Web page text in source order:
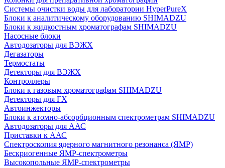
Системы очистки воды для лаборатории HyperPureX
Блоки к аналитическому оборудованию SHIMADZU
Блоки к жидкостным хроматографам SHIMADZU
Насосные блоки
Автодозаторы для ВЭЖХ
Дегазаторы
Термостаты
Детекторы для ВЭЖХ
Контроллеры
Блоки к газовым хроматографам SHIMADZU
Детекторы для ГХ
Автоинжекторы
Блоки к атомно-абсорбционным спектрометрам SHIMADZU
Автодозаторы для ААС
Приставки к ААС
Спектроскопия ядерного магнитного резонанса (ЯМР)
Бескриогенные ЯМР‑спектрометры
Высокопольные ЯМР‑спектрометры